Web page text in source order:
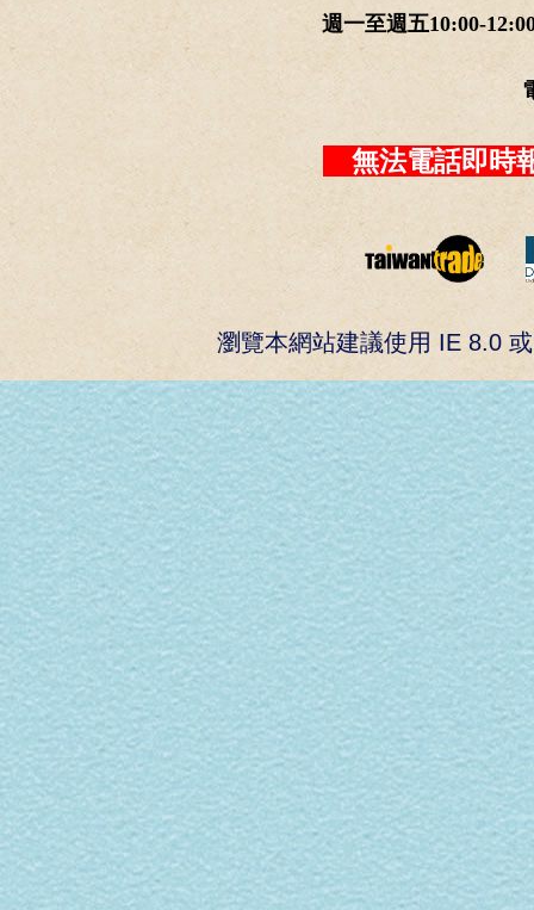
週一至週五10:00-
無法電話即
瀏覽本網站建議使用 IE 8.0